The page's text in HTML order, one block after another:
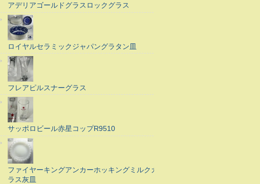
アデリアゴールドグラスロックグラス
ロイヤルセラミックジャパングラタン皿
フレアピルスナーグラス
サッポロビール赤星コップR9510
ファイヤーキングアンカーホッキングミルクガ
ラス灰皿